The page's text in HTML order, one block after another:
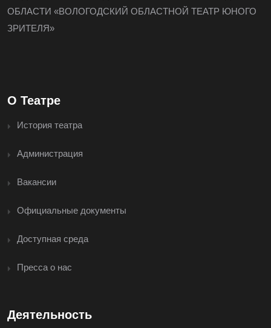
ОБЛАСТИ «ВОЛОГОДСКИЙ ОБЛАСТНОЙ ТЕАТР ЮНОГО
ЗРИТЕЛЯ»
О Театре
История театра
Администрация
Вакансии
Официальные документы
Доступная среда
Пресса о нас
Деятельность